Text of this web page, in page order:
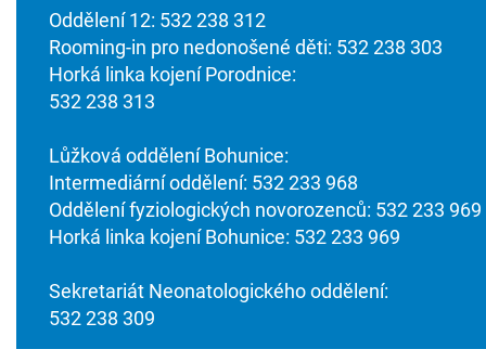
Oddělení 12: 532 238 312
Rooming-in pro nedonošené děti: 532 238 303
Horká linka kojení Porodnice:
532 238 313
Lůžková oddělení Bohunice:
Intermediární oddělení: 532 233 968
Oddělení fyziologických novorozenců: 532 233 969
Horká linka kojení Bohunice: 532 233 969
Sekretariát Neonatologického oddělení:
532 238 309